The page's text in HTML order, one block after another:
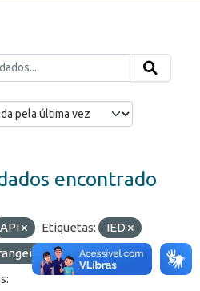
encontrado
API Etiquetas:
IED
Organizações: